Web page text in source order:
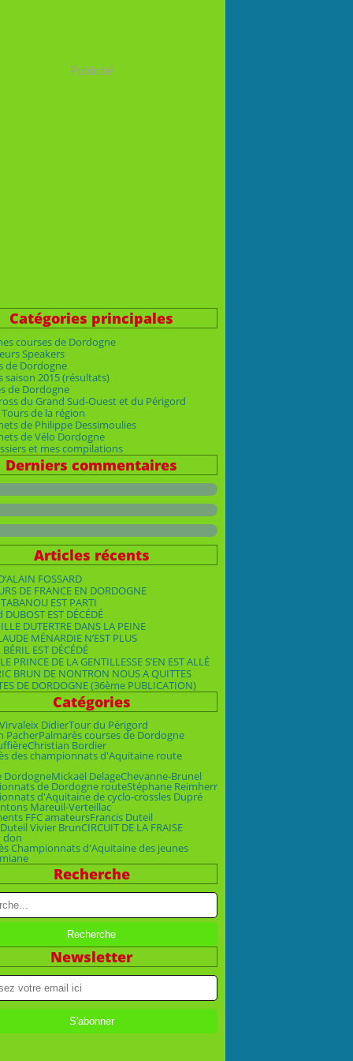
Publicité
Catégories principales
courses de Dordogne
Speakers
de Dordogne
saison 2015 (résultats)
de Dordogne
du Grand Sud-Ouest et du Périgord
de la région
de Philippe Dessimoulies
de Vélo Dordogne
et mes compilations
Derniers commentaires
Articles récents
FOSSARD
DE FRANCE EN DORDOGNE
EST PARTI
EST DÉCÉDÉ
DUTERTRE DANS LA PEINE
MÉNARDIE N’EST PLUS
EST DÉCÉDÉ
PRINCE DE LA GENTILLESSE S’EN EST ALLÉ
BRUN DE NONTRON NOUS A QUITTES
DE DORDOGNE (36ème PUBLICATION)
Catégories
Virvaleix DidierTour du Périgord
PacherPalmarès courses de Dordogne
Christian Bordier
des championnats d'Aquitaine route
DordogneMickaël DelageChevanne-Brunel
de Dordogne routeStéphane Reimherr
d'Aquitaine de cyclo-crossles Dupré
Mareuil-Verteillac
FFC amateursFrancis Duteil
Vivier BrunCIRCUIT DE LA FRAISE
don
Championnats d'Aquitaine des jeunes
Recherche
Newsletter